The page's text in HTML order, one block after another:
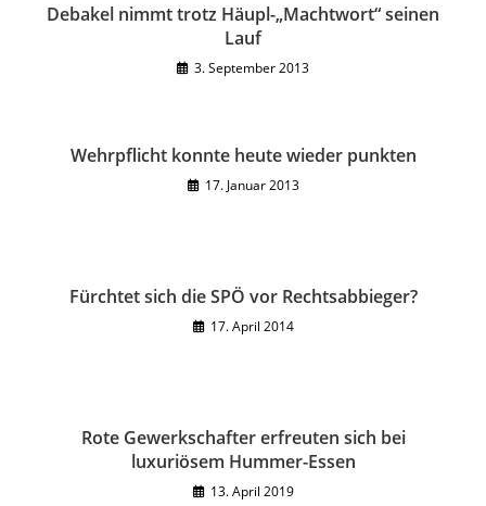
Debakel nimmt trotz Häupl-„Machtwort“ seinen
Lauf
3. September 2013
Wehrpflicht konnte heute wieder punkten
17. Januar 2013
Fürchtet sich die SPÖ vor Rechtsabbieger?
17. April 2014
Rote Gewerkschafter erfreuten sich bei
luxuriösem Hummer-Essen
13. April 2019